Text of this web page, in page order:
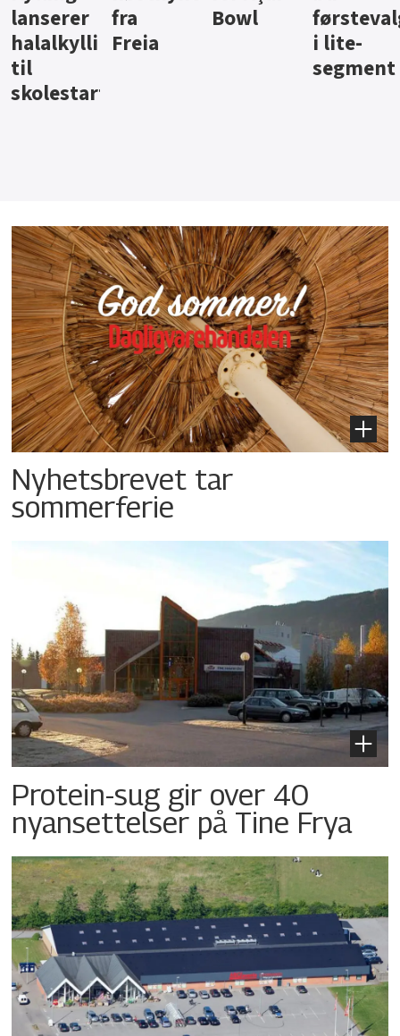
Bowl
førstevalg
i lite-
Berentsen
Hansa
Nyhetsbrevet tar
sommerferie
Protein-sug gir over 40
nyansettelser på Tine Frya